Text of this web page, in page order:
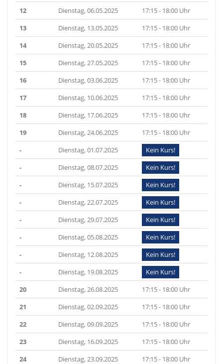
12
Dienstag, 06.05.2025
17:15 - 18:00 Uhr
13
Dienstag, 13.05.2025
17:15 - 18:00 Uhr
14
Dienstag, 20.05.2025
17:15 - 18:00 Uhr
15
Dienstag, 27.05.2025
17:15 - 18:00 Uhr
16
Dienstag, 03.06.2025
17:15 - 18:00 Uhr
17
Dienstag, 10.06.2025
17:15 - 18:00 Uhr
18
Dienstag, 17.06.2025
17:15 - 18:00 Uhr
19
Dienstag, 24.06.2025
17:15 - 18:00 Uhr
-
Dienstag, 01.07.2025
Kein Kurs!
-
Dienstag, 08.07.2025
Kein Kurs!
-
Dienstag, 15.07.2025
Kein Kurs!
-
Dienstag, 22.07.2025
Kein Kurs!
-
Dienstag, 29.07.2025
Kein Kurs!
-
Dienstag, 05.08.2025
Kein Kurs!
-
Dienstag, 12.08.2025
Kein Kurs!
-
Dienstag, 19.08.2025
Kein Kurs!
20
Dienstag, 26.08.2025
17:15 - 18:00 Uhr
21
Dienstag, 02.09.2025
17:15 - 18:00 Uhr
22
Dienstag, 09.09.2025
17:15 - 18:00 Uhr
23
Dienstag, 16.09.2025
17:15 - 18:00 Uhr
24
Dienstag, 23.09.2025 17:15 - 18:00 Uhr